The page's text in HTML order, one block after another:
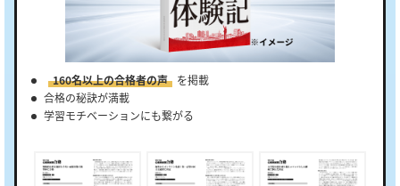
160名以上の合格者の声
を掲載
合格の秘訣が満載
学習モチベーションにも繋がる